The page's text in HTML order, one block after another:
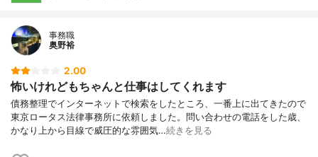
事務職
奥野裕
2.00
怖いけれどもちゃんと仕事はしてくれます
債務整理でインターネットで検索をしたところ、一番上に出てきたので
東京ロータス法律事務所に依頼しました。問い合わせの電話をした歳、
かなり上から目線で威圧的な雰囲気…続きを見る